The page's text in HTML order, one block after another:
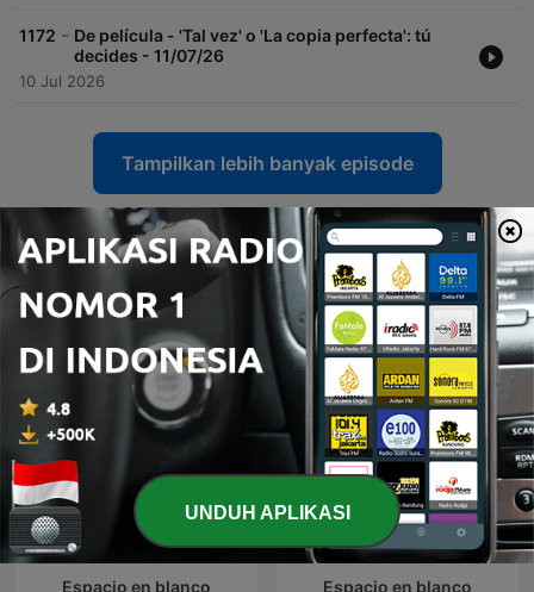
1172 - De película - 'Tal vez' o 'La copia perfecta': tú
decides - 11/07/26
10 Jul 2026
Tampilkan lebih banyak episode
Podcast RNE Radio 5
Espacio en blanco Espacio en blanco
UNDUH APLIKASI